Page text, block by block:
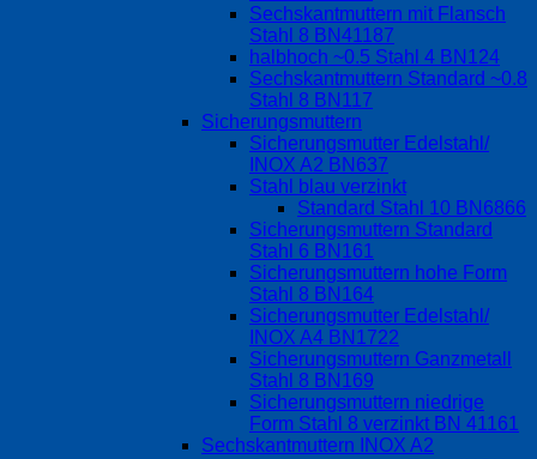
Sechskantmuttern mit Flansch
Stahl 8 BN41187
halbhoch ~0.5 Stahl 4 BN124
Sechskantmuttern Standard ~0.8
Stahl 8 BN117
Sicherungsmuttern
Sicherungsmutter Edelstahl/
INOX A2 BN637
Stahl blau verzinkt
Standard Stahl 10 BN6866
Sicherungsmuttern Standard
Stahl 6 BN161
Sicherungsmuttern hohe Form
Stahl 8 BN164
Sicherungsmutter Edelstahl/
INOX A4 BN1722
Sicherungsmuttern Ganzmetall
Stahl 8 BN169
Sicherungsmuttern niedrige
Form Stahl 8 verzinkt BN 41161
Sechskantmuttern INOX A2